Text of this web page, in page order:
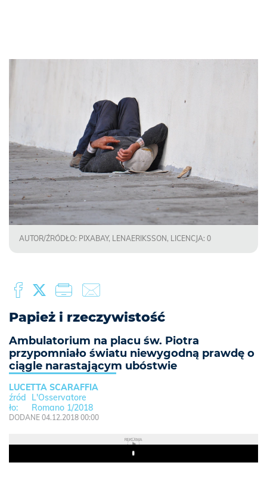
AUTOR/ŹRÓDŁO: PIXABAY, LENAERIKSSON, LICENCJA: 0
Papież i rzeczywistość
Ambulatorium na placu św. Piotra
przypomniało światu niewygodną prawdę o
ciągle narastającym ubóstwie
LUCETTA SCARAFFIA
L'Osservatore
Romano 1/2018
DODANE 04.12.2018 00:00
REKLAMA
Play